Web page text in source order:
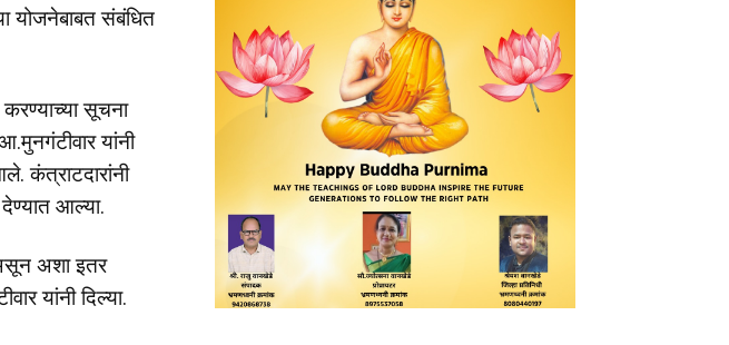
योजनेबाबत संबंधित
सूचना
यांनी
कंत्राटदारांनी
आल्या.
असून अशा इतर
यांनी दिल्या.